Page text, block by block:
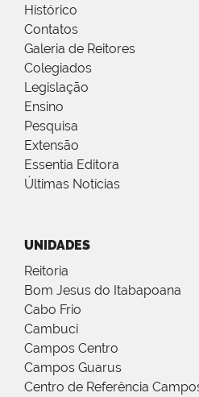
Histórico
Contatos
Galeria de Reitores
Colegiados
Legislação
Ensino
Pesquisa
Extensão
Essentia Editora
Últimas Notícias
UNIDADES
Reitoria
Bom Jesus do Itabapoana
Cabo Frio
Cambuci
Campos Centro
Campos Guarus
Centro de Referência